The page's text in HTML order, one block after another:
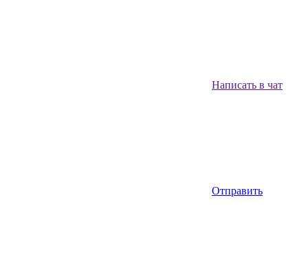
Написать в чат
Отправить